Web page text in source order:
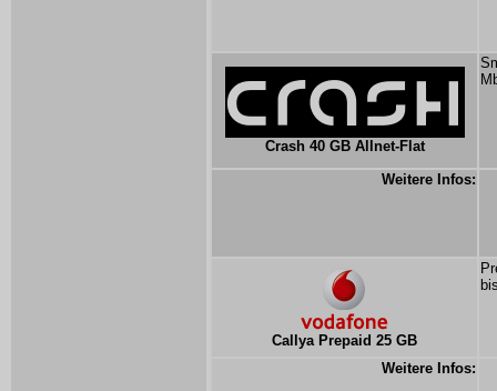
Crash 40 GB Allnet-Flat
Weitere Infos:
Callya Prepaid 25 GB
Weitere Infos: